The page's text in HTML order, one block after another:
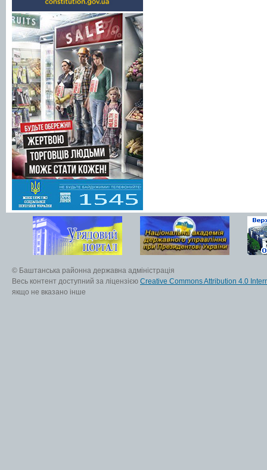
© Баштанська районна державна адміністрація
Весь контент доступний за ліцензією Creative Commons Attribution 4.0
якщо не вказано інше